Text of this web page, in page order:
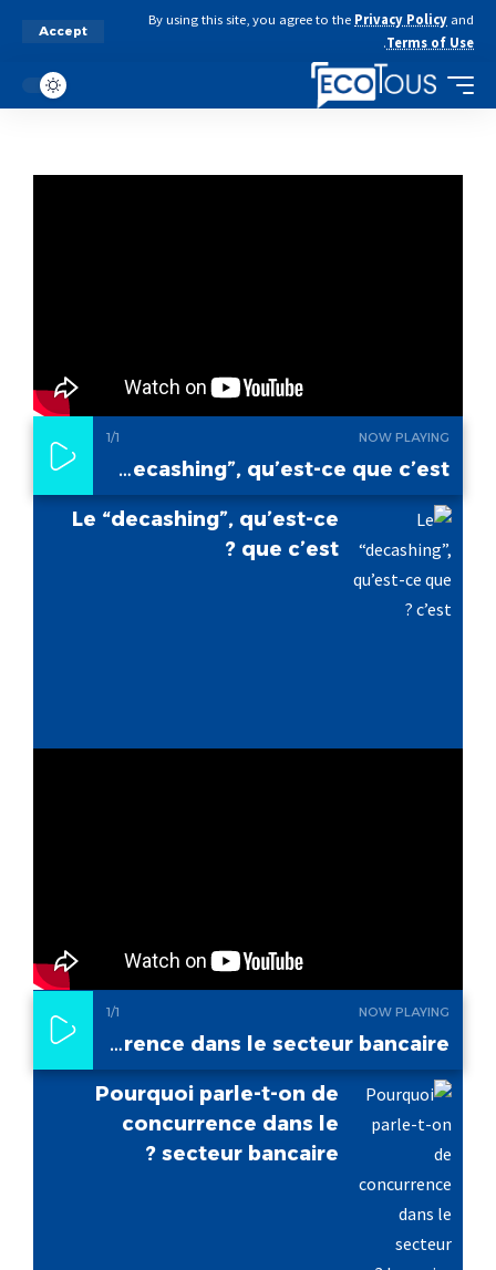
By using this site, you agree to the Privacy Policy and
Terms of Use
.
Accept
NOW PLAYING
1/1
Le “decashing”, qu’est-ce que c’est ?
Le “decashing”, qu’est-ce
que c’est ?
NOW PLAYING
1/1
Pourquoi parle-t-on de concurrence dans le secteur bancaire ?
Pourquoi parle-t-on de
concurrence dans le
secteur bancaire ?